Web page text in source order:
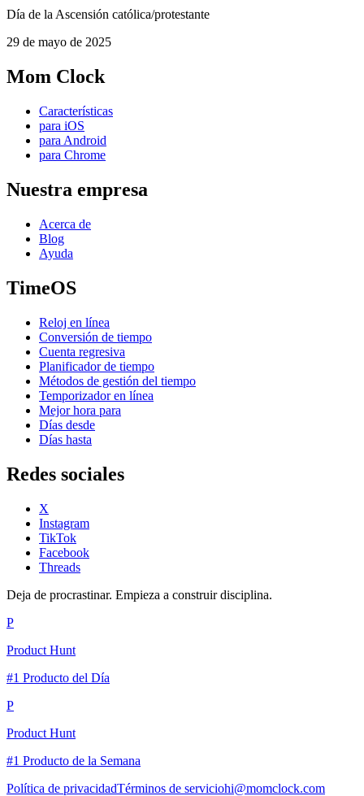
Día de la Ascensión católica/protestante
29 de mayo de 2025
Mom Clock
Características
para iOS
para Android
para Chrome
Nuestra empresa
Acerca de
Blog
Ayuda
TimeOS
Reloj en línea
Conversión de tiempo
Cuenta regresiva
Planificador de tiempo
Métodos de gestión del tiempo
Temporizador en línea
Mejor hora para
Días desde
Días hasta
Redes sociales
X
Instagram
TikTok
Facebook
Threads
Deja de procrastinar. Empieza a construir disciplina.
P
Product Hunt
#1 Producto del Día
P
Product Hunt
#1 Producto de la Semana
Política de privacidadTérminos de serviciohi@momclock.com